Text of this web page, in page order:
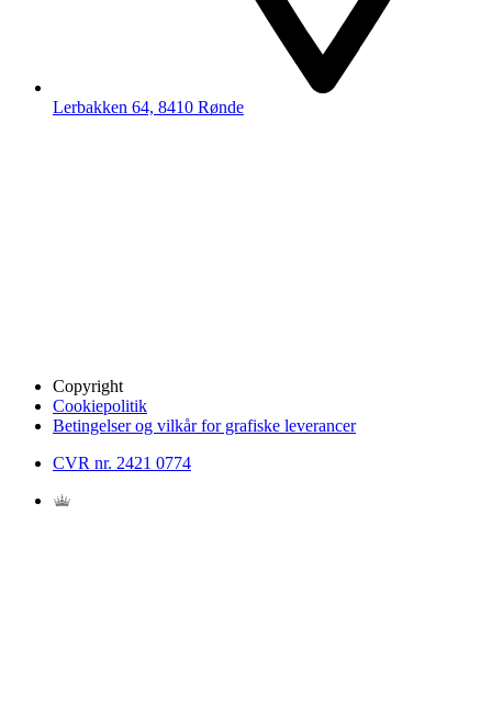
Lerbakken 64, 8410 Rønde
Copyright
Cookiepolitik
Betingelser og vilkår for grafiske leverancer
CVR nr. 2421 0774